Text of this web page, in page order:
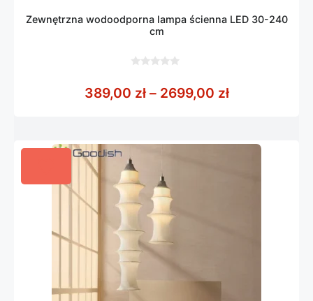
Zewnętrzna wodoodporna lampa ścienna LED 30-240
cm
5
389,00 zł – 2699,00 złZakres cen: